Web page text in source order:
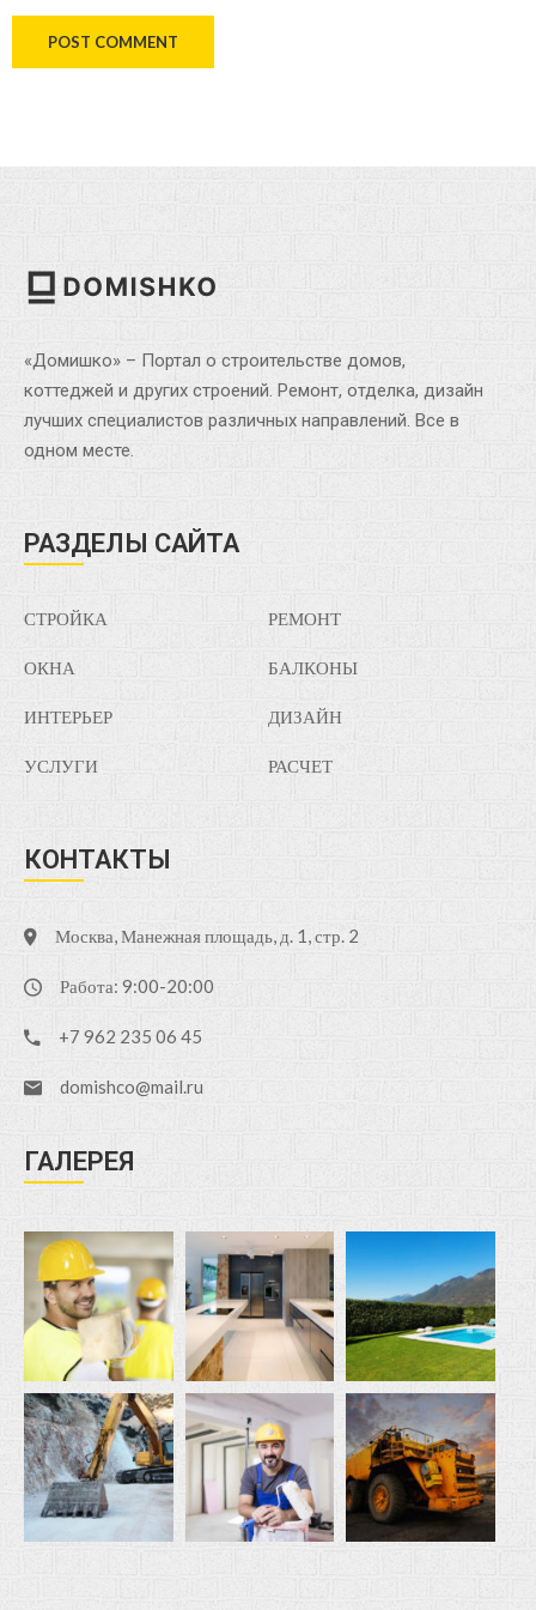
«Домишко» – Портал о строительстве домов,
коттеджей и других строений. Ремонт, отделка, дизайн
лучших специалистов различных направлений. Все в
одном месте.
РАЗДЕЛЫ САЙТА
СТРОЙКА
ОКНА
ИНТЕРЬЕР
УСЛУГИ
РЕМОНТ
БАЛКОНЫ
ДИЗАЙН
РАСЧЕТ
КОНТАКТЫ
Москва, Манежная площадь, д. 1, стр. 2
Работа: 9:00-20:00
+7 962 235 06 45
domishco@mail.ru
ГАЛЕРЕЯ